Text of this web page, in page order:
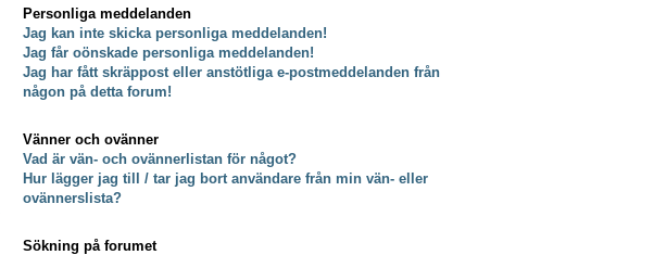
Personliga meddelanden
Jag kan inte skicka personliga meddelanden!
Jag får oönskade personliga meddelanden!
Jag har fått skräppost eller anstötliga e-postmeddelanden från
någon på detta forum!
Vänner och ovänner
Vad är vän- och ovännerlistan för något?
Hur lägger jag till / tar jag bort användare från min vän- eller
ovännerslista?
Sökning på forumet